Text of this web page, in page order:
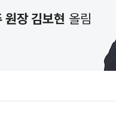
원장 김보현 올림